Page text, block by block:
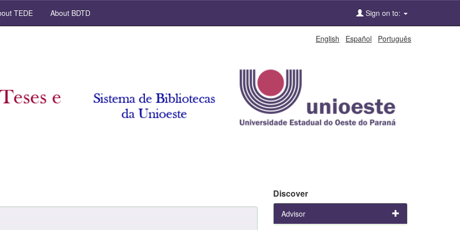
TEDE About BDTD Sign on to:
English Español Português
Discover
Advisor